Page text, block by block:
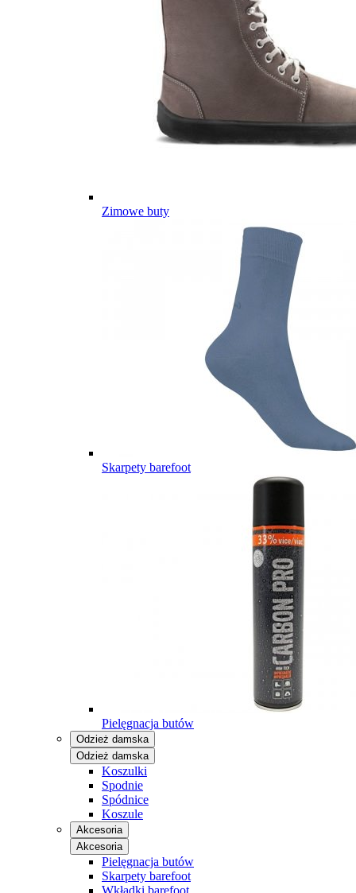
Zimowe buty
Skarpety barefoot
Pielęgnacja butów
Odzież damska
Odzież damska
Koszulki
Spodnie
Spódnice
Koszule
Akcesoria
Akcesoria
Pielęgnacja butów
Skarpety barefoot
Wkładki barefoot